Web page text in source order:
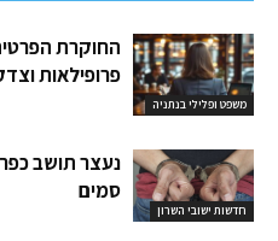
משפט ופלילי בנתניה
החוקרת
פרופילאות
חדשות ישובי השרון
נעצר תושב
סמים